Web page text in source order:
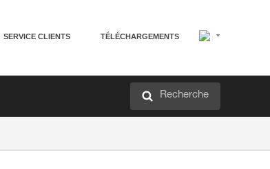
SERVICE CLIENTS TÉLÉCHARGEMENTS
Recherche